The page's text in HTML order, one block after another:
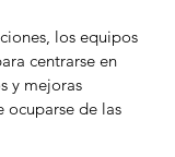
los equipos
centrarse en
y mejoras
ocuparse de las